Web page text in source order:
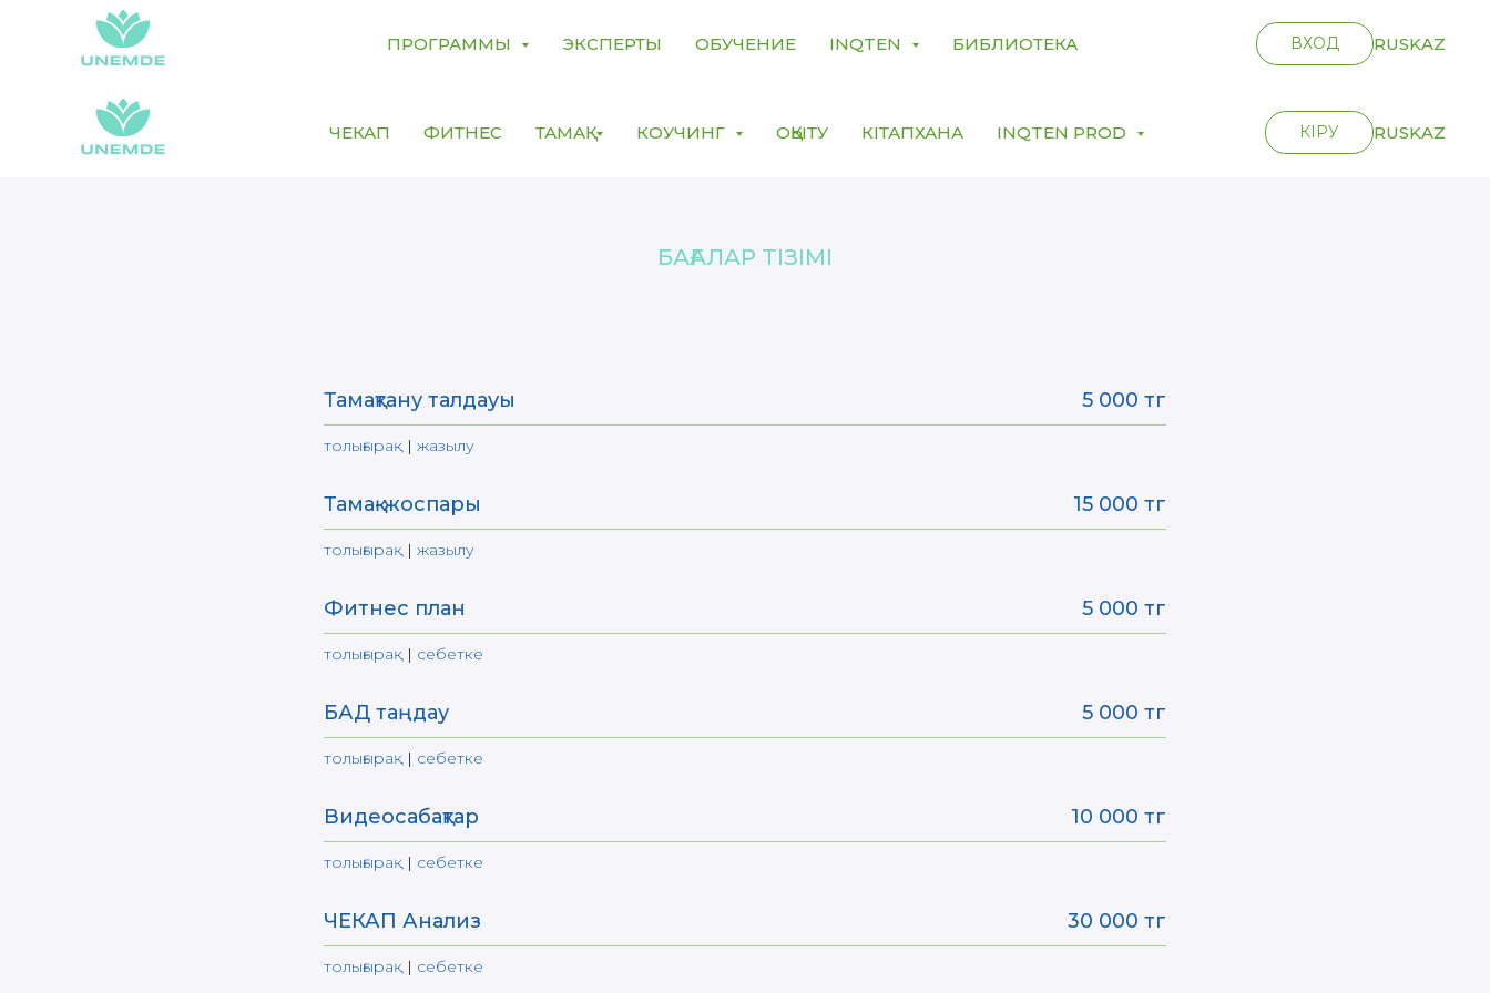
ПРОГРАММЫ ЭКСПЕРТЫ ОБУЧЕНИЕ INQTEN БИБЛИОТЕКА ВХОД RUSKAZ
ЧЕКАП ФИТНЕС ТАМАҚ КОУЧИНГ ОҚЫТУ КІТАПХАНА INQTEN PROD КІРУ RUSKAZ
БАҒАЛАР ТІЗІМІ
Тамақтану талдауы 5 000 тг
толығырақ | жазылу
Тамақ-жоспары 15 000 тг
толығырақ | жазылу
Фитнес план 5 000 тг
толығырақ| себетке
БАД таңдау 5 000 тг
толығырақ| себетке
Видеосабақтар 10 000 тг
толығырақ| себетке
ЧЕКАП Анализ 30 000 тг
толығырақ| себетке